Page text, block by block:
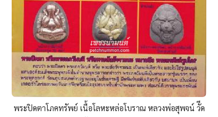
พระปิดตาโภคทรัพย์ เนื้อโลหะหล่อโบราณ หลวงพ่อสุพจน์ วัีด